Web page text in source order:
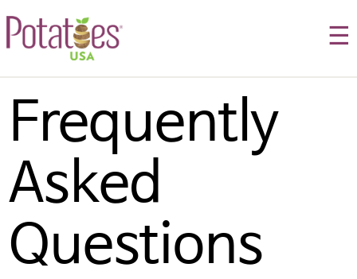
☰
Frequently
Asked
Questions